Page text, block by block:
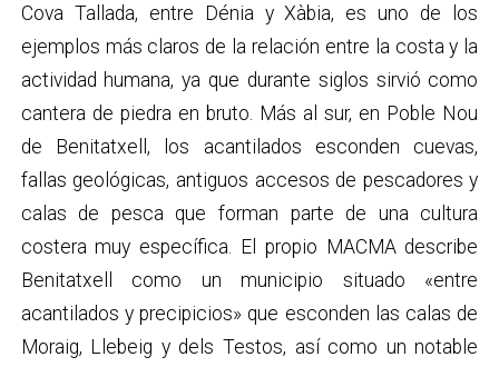
Cova Tallada, entre Dénia y Xàbia, es uno de los
ejemplos más claros de la relación entre la costa y la
actividad humana, ya que durante siglos sirvió como
cantera de piedra en bruto. Más al sur, en Poble Nou
de Benitatxell, los acantilados esconden cuevas,
fallas geológicas, antiguos accesos de pescadores y
calas de pesca que forman parte de una cultura
costera muy específica. El propio MACMA describe
Benitatxell como un municipio situado «entre
acantilados y precipicios» que esconden las calas de
Moraig, Llebeig y dels Testos, así como un notable